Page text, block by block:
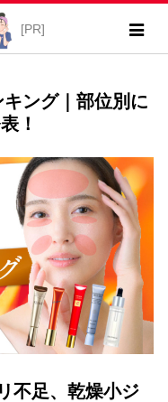
ング｜部位別に
！
不足、乾燥小ジ